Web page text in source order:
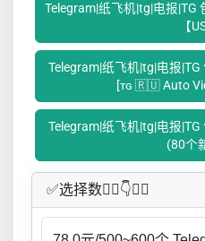
Telegram|纸飞机|tg|电报|TG
【
Telegram|纸飞机|tg|电报
[ᴛɢ 🇷🇺 Auto
Telegram|纸飞机|tg|电报
(80个
✅​选择数👇🏻​​👇👇🏻​​